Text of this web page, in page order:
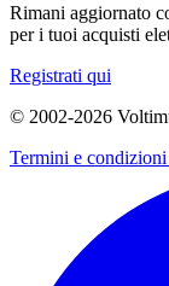
Rimani aggiornato
per i tuoi acquisti
Registrati qui
© 2002-2026
Termini e condizioni